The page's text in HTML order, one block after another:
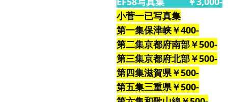
小菅一已写真集
第一集保津峡￥400-
第二集京都府南部￥500-
第三集京都府北部￥500-
第四集滋賀県￥500-
第五集三重県￥500-